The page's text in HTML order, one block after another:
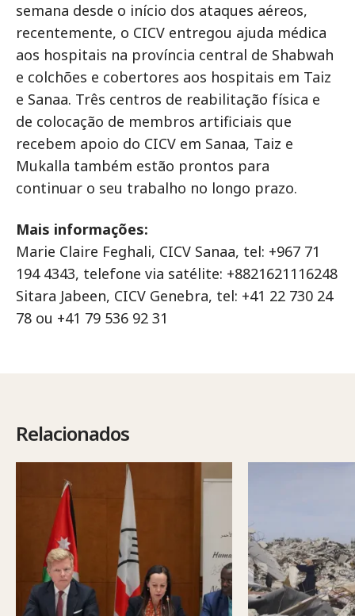
semana desde o início dos ataques aéreos,
recentemente, o CICV entregou ajuda médica
aos hospitais na província central de Shabwah
e colchões e cobertores aos hospitais em Taiz
e Sanaa. Três centros de reabilitação física e
de colocação de membros artificiais que
recebem apoio do CICV em Sanaa, Taiz e
Mukalla também estão prontos para
continuar o seu trabalho no longo prazo.
Mais informações:
Marie Claire Feghali, CICV Sanaa, tel: +967 71
194 4343, telefone via satélite: +8821621116248
Sitara Jabeen, CICV Genebra, tel: +41 22 730 24
78 ou +41 79 536 92 31
Relacionados